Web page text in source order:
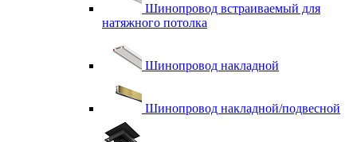
Шинопровод встраиваемый для
натяжного потолка
Шинопровод накладной
Шинопровод накладной/подвесной